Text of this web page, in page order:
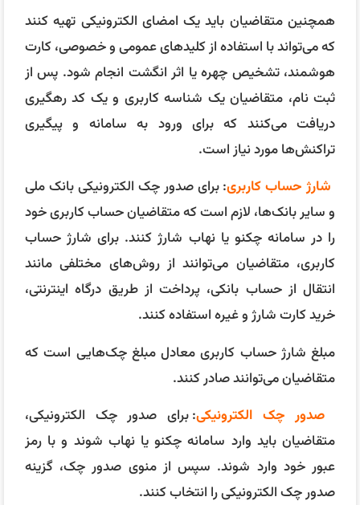
همچنین متقاضیان باید یک امضای الکترونیکی تهیه کنند
که می‌تواند با استفاده از کلید‌های عمومی و خصوصی، کارت
هوشمند، تشخیص چهره یا اثر انگشت انجام شود. پس از
ثبت نام، متقاضیان یک شناسه کاربری و یک کد رهگیری
دریافت می‌کنند که برای ورود به سامانه و پیگیری
تراکنش‌ها مورد نیاز است.
شارژ حساب کاربری: برای صدور چک الکترونیکی بانک ملی
و سایر بانک‌ها، لازم است که متقاضیان حساب کاربری خود
را در سامانه چکنو یا نهاب شارژ کنند. برای شارژ حساب
کاربری، متقاضیان می‌توانند از روش‌های مختلفی مانند
انتقال از حساب بانکی، پرداخت از طریق درگاه اینترنتی،
خرید کارت شارژ و غیره استفاده کنند.
مبلغ شارژ حساب کاربری معادل مبلغ چک‌هایی است که
متقاضیان می‌توانند صادر کنند.
صدور چک الکترونیکی: برای صدور چک الکترونیکی،
متقاضیان باید وارد سامانه چکنو یا نهاب شوند و با رمز
عبور خود وارد شوند. سپس از منوی صدور چک، گزینه
صدور چک الکترونیکی را انتخاب کنند.